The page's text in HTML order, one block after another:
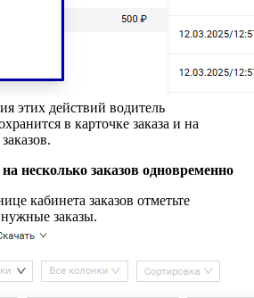
этих действий водитель
в карточке заказа и на
несколько заказов одновременно
кабинета заказов отметьте
заказы.